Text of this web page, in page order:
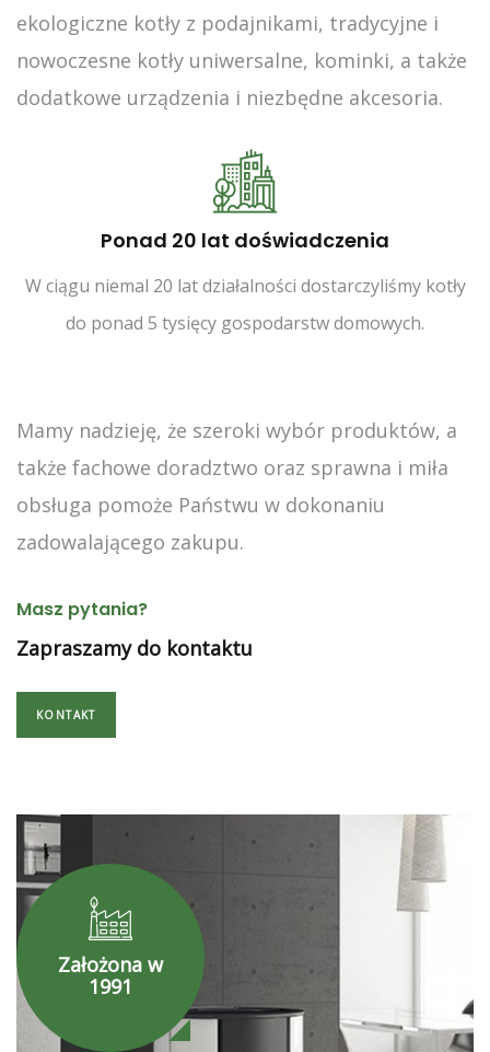
ekologiczne kotły z podajnikami, tradycyjne i
nowoczesne kotły uniwersalne, kominki, a także
dodatkowe urządzenia i niezbędne akcesoria.
Ponad 20 lat doświadczenia
W ciągu niemal 20 lat działalności dostarczyliśmy kotły
do ponad 5 tysięcy gospodarstw domowych.
Mamy nadzieję, że szeroki wybór produktów, a
także fachowe doradztwo oraz sprawna i miła
obsługa pomoże Państwu w dokonaniu
zadowalającego zakupu.
Masz pytania?
Zapraszamy do kontaktu
KONTAKT
Założona w
1991